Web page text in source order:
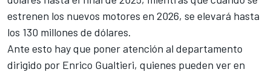
estrenen los nuevos motores en 2026, se elevará hasta
los 130 millones de dólares.
Ante esto hay que poner atención al departamento
dirigido por Enrico Gualtieri, quienes pueden ver en